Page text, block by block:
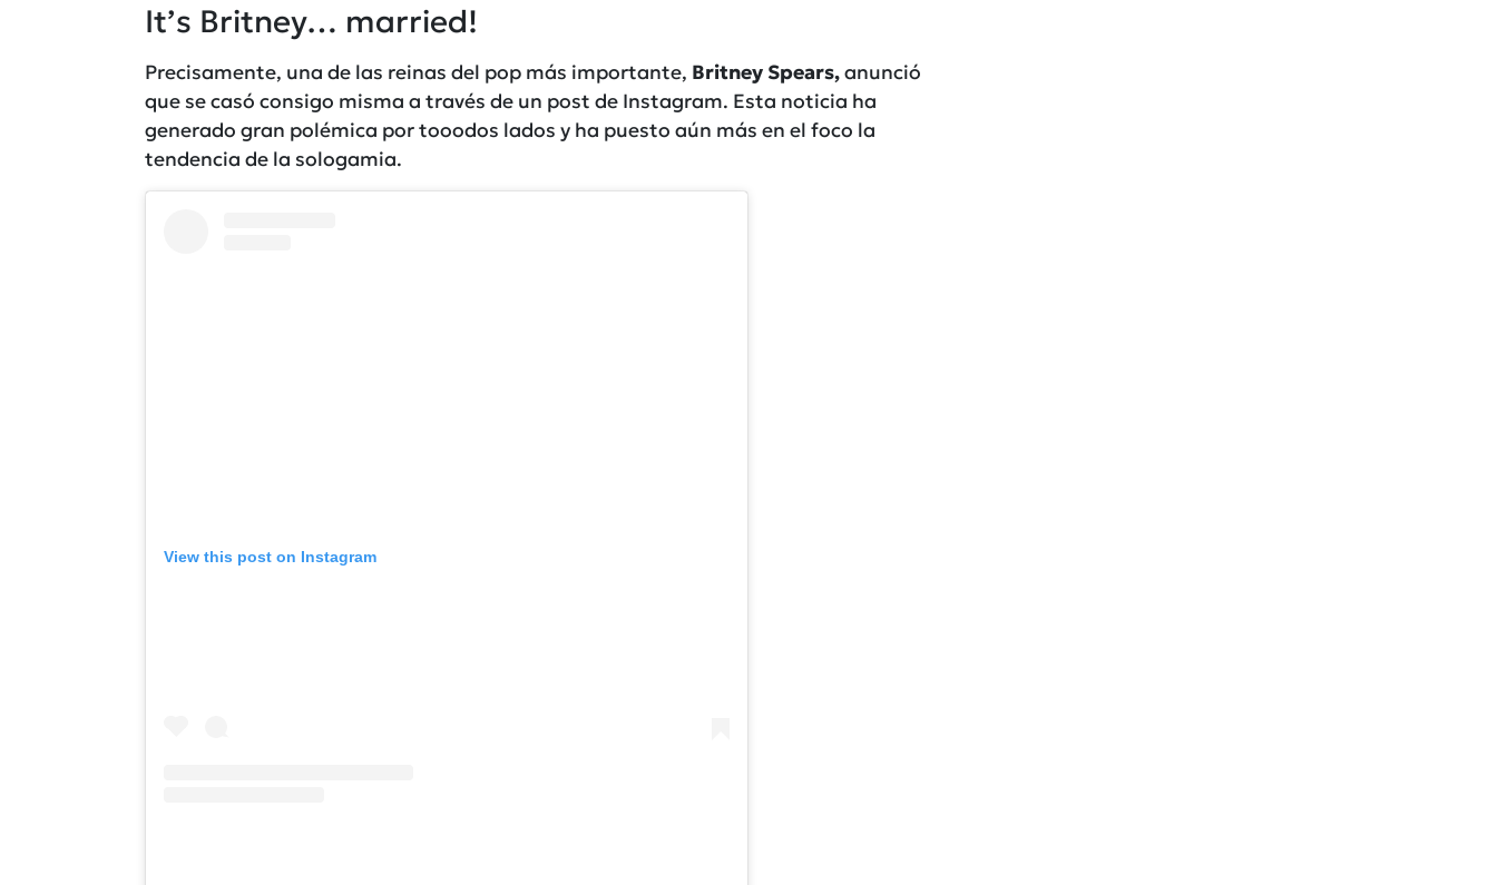
It’s Britney… married!
Precisamente, una de las reinas del pop más importante, Britney Spears,anunció
que se casó consigo misma a través de un post de Instagram. Esta noticia ha
generado gran polémica por tooodos lados y ha puesto aún más en el foco la
tendencia de la sologamia.
View this post on Instagram